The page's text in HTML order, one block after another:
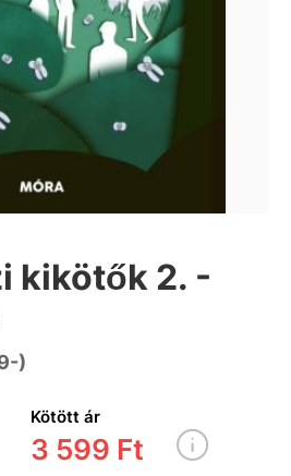
kikötők 2. -
)
Kötött ár
3 599 Ft